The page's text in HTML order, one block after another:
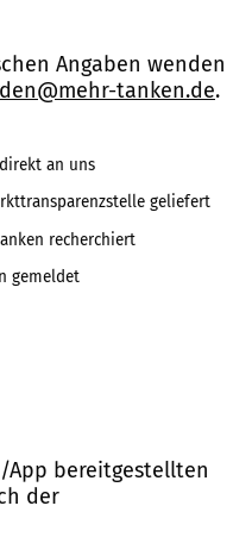
Angaben wenden
tanken.de.
an uns
geliefert
recherchiert
gemeldet
bereitgestellten
der